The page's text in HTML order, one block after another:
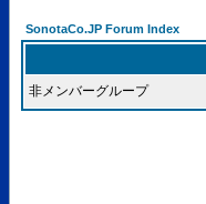
SonotaCo.JP Forum Index
非メンバーグループ